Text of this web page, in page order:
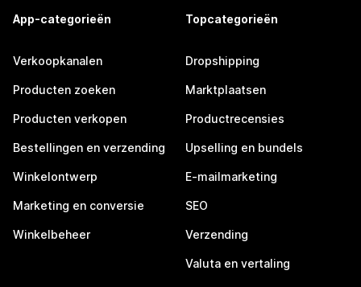
App-categorieën
Verkoopkanalen
Producten zoeken
Producten verkopen
Bestellingen en verzending
Winkelontwerp
Marketing en conversie
Winkelbeheer
Topcategorieën
Dropshipping
Marktplaatsen
Productrecensies
Upselling en bundels
E-mailmarketing
SEO
Verzending
Valuta en vertaling